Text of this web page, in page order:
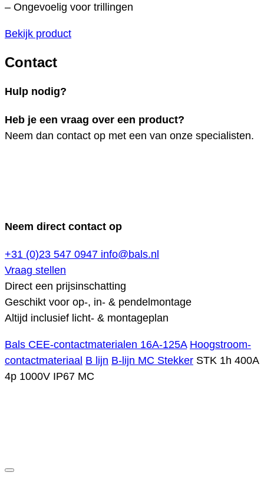
– Ongevoelig voor trillingen
Bekijk product
Contact
Hulp nodig?
Heb je een vraag over een product?
Neem dan contact op met een van onze specialisten.
Neem direct contact op
+31 (0)23 547 0947 info@bals.nl
Vraag stellen
Direct een prijsinschatting
Geschikt voor op-, in- & pendelmontage
Altijd inclusief licht- & montageplan
Bals CEE-contactmaterialen 16A-125A Hoogstroom-
contactmateriaal B lijn B-lijn MC Stekker STK 1h 400A
4p 1000V IP67 MC